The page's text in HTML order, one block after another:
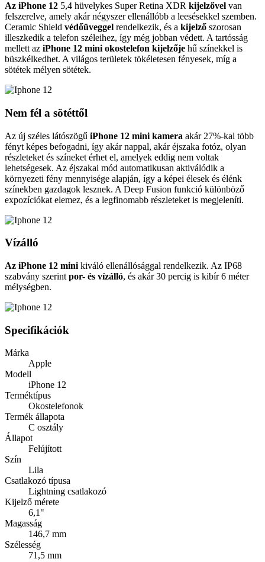
Az iPhone 12 5,4 hüvelykes Super Retina XDR kijelzővel van
felszerelve, amely akár négyszer ellenállóbb a leesésekkel szemben.
Ceramic Shield védőüveggel rendelkezik, és a kijelző szorosan
illeszkedik a telefon széleihez, így még jobban védett. A tartósság
mellett az iPhone 12 mini okostelefon kijelzője hű színekkel is
büszkélkedhet. A világos területek tökéletesen fényesek, míg a
sötétek mélyen sötétek.
Nem fél a sötéttől
Az új széles látószögű iPhone 12 mini kamera akár 27%-kal több
fényt képes befogadni, így akár nappal, akár éjszaka fotóz, olyan
részleteket és színeket érhet el, amelyek eddig nem voltak
lehetségesek. Az éjszakai mód automatikusan aktiválódik a
környezeti fény mennyisége alapján, így a képei élesek és élénk
színekben gazdagok lesznek. A Deep Fusion funkció különböző
expozíciókat elemez, és a legfinomabb részleteket is megjeleníti.
Vízálló
Az iPhone 12 mini kiváló ellenállósággal rendelkezik. Az IP68
szabvány szerint por- és vízálló, és akár 30 percig is kibír 6 méter
mélységben.
Specifikációk
Márka
Apple
Modell
iPhone 12
Terméktípus
Okostelefonok
Termék állapota
C osztály
Állapot
Felújított
Szín
Lila
Csatlakozó típusa
Lightning csatlakozó
Kijelző mérete
6,1"
Magasság
146,7 mm
Szélesség
71,5 mm